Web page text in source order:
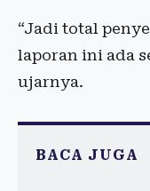
“Jadi total
laporan ini ada
ujarnya.
BACA JUGA